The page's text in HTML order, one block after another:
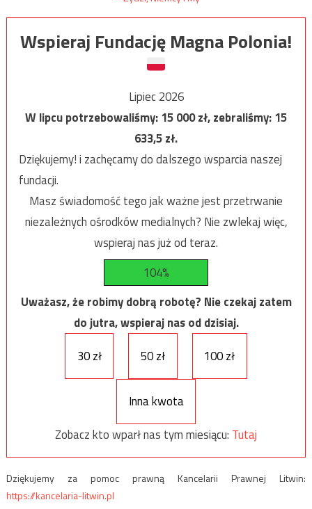
Wspieraj Fundację Magna Polonia!
Lipiec 2026
W lipcu potrzebowaliśmy:15 000zł, zebraliśmy:15
633,5zł.
Dziękujemy! i zachęcamy do dalszego wsparcia naszej
fundacji.
Masz świadomość tego jak ważne jest przetrwanie
niezależnych ośrodków medialnych? Nie zwlekaj więc,
wspieraj nas już od teraz.
104%
Uważasz, że robimy dobrą robotę? Nie czekaj zatem
do jutra, wspieraj nas od dzisiaj.
30 zł
50 zł 100 zł
Inna kwota
Zobacz kto wparł nas tym miesiącu: Tutaj
Dziękujemy za pomoc prawną Kancelarii Prawnej Litwin:
https://kancelaria-litwin.pl